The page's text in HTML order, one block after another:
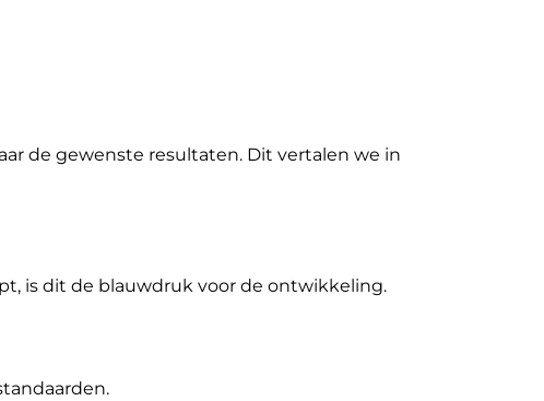
de gewenste resultaten. Dit vertalen we in
is dit de blauwdruk voor de ontwikkeling.